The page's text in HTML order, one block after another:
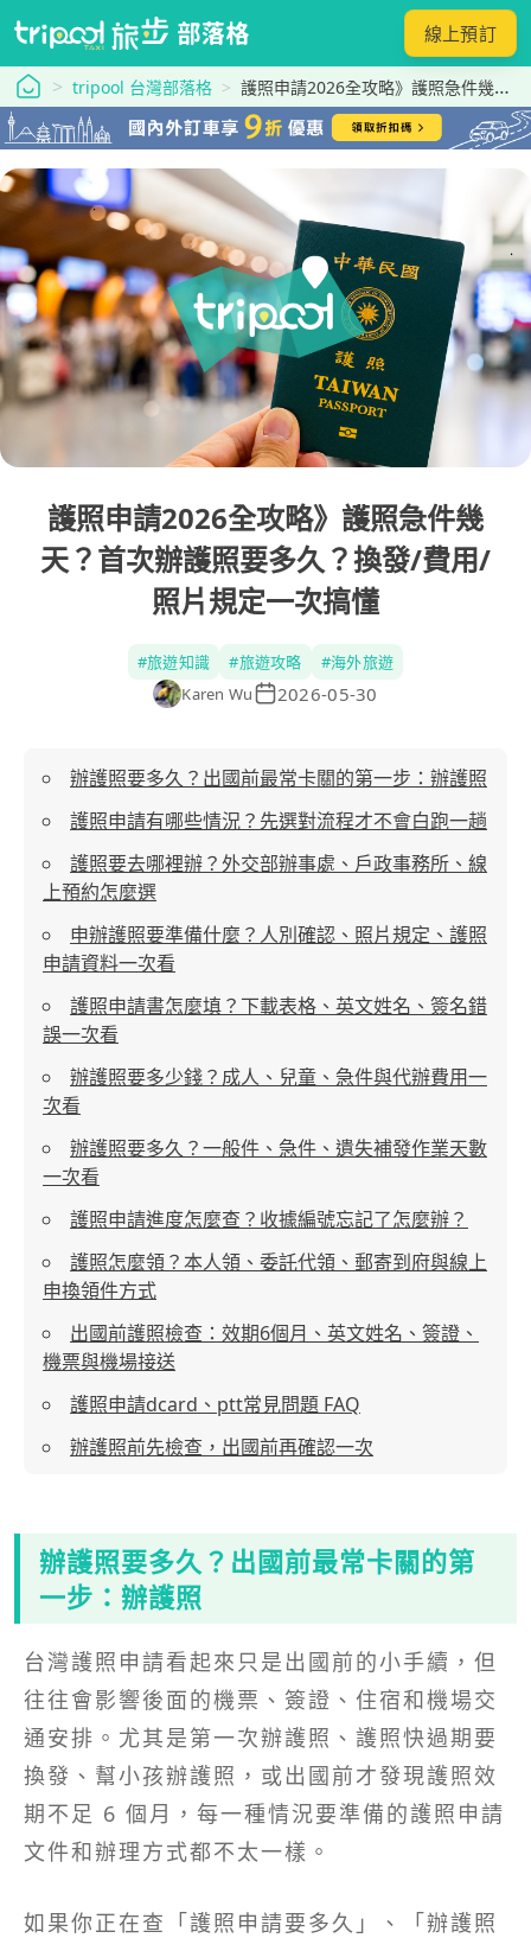
線上預訂
tripool 旅步tripool 台灣部落格 護照申請2026全攻略》護照急件幾天？首次辦護照要多久？換發/費用/照片規定一次搞懂
護照申請2026全攻略》護照急件幾
天？首次辦護照要多久？換發/費用/
照片規定一次搞懂
#旅遊知識 #旅遊攻略 #海外旅遊
Karen Wu
2026-05-30
辦護照要多久？出國前最常卡關的第一步：辦護照
護照申請有哪些情況？先選對流程才不會白跑一趟
護照要去哪裡辦？外交部辦事處、戶政事務所、線
上預約怎麼選
申辦護照要準備什麼？人別確認、照片規定、護照
申請資料一次看
護照申請書怎麼填？下載表格、英文姓名、簽名錯
誤一次看
辦護照要多少錢？成人、兒童、急件與代辦費用一
次看
辦護照要多久？一般件、急件、遺失補發作業天數
一次看
護照申請進度怎麼查？收據編號忘記了怎麼辦？
護照怎麼領？本人領、委託代領、郵寄到府與線上
申換領件方式
出國前護照檢查：效期6個月、英文姓名、簽證、
機票與機場接送
護照申請dcard、ptt常見問題 FAQ
辦護照前先檢查，出國前再確認一次
辦護照要多久？出國前最常卡關的第
一步：辦護照
台灣護照申請看起來只是出國前的小手續，但
往往會影響後面的機票、簽證、住宿和機場交
通安排。尤其是第一次辦護照、護照快過期要
換發、幫小孩辦護照，或出國前才發現護照效
期不足 6 個月，每一種情況要準備的護照申請
文件和辦理方式都不太一樣。
如果你正在查「護照申請要多久」、「辦護照